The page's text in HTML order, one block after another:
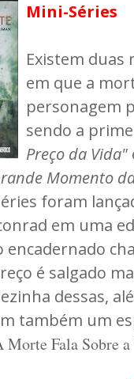
Mini-Séries
Existem duas
em que a
personagem
sendo a
Preço da Vida"
Momento
foram
em uma
é salgado
dessas,
também um
Morte Fala Sobre